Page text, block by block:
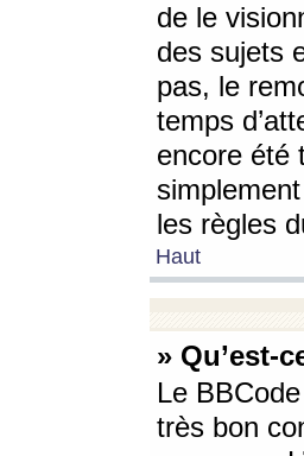
de le
des sujets
pas, le
temps
encore été
les règles
Haut
» Qu’est-
Le
très bon